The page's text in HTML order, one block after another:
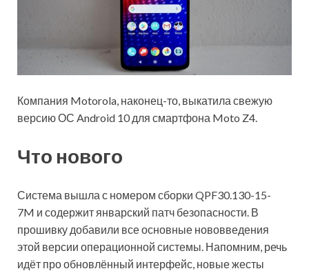
Компания Motorola, наконец-то, выкатила свежую
версию ОС Android 10 для смартфона Moto Z4.
Что нового
Система вышла с номером сборки QPF30.130-15-
7M и содержит январский патч безопасности. В
прошивку добавили все основные нововведения
этой версии операционной системы. Напомним, речь
идёт про обновлённый интерфейс, новые жесты